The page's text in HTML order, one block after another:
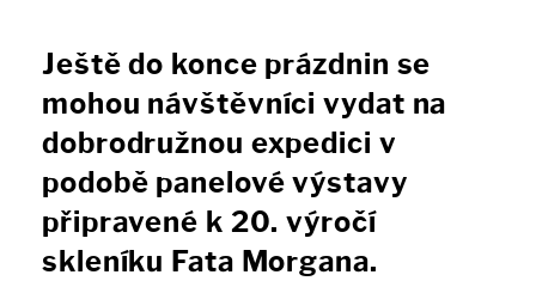
Ještě do konce prázdnin se
mohou návštěvníci vydat na
dobrodružnou expedici v
podobě panelové výstavy
připravené k 20. výročí
skleníku Fata Morgana.